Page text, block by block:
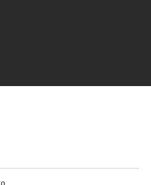
CCI/Hélène Mauri/Dist. GrandPalaisRmn